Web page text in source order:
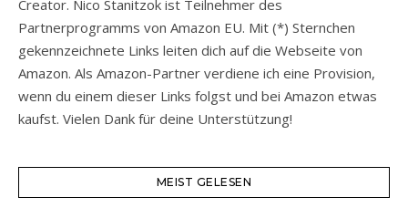
Creator. Nico Stanitzok ist Teilnehmer des
Partnerprogramms von Amazon EU. Mit (*) Sternchen
gekennzeichnete Links leiten dich auf die Webseite von
Amazon. Als Amazon-Partner verdiene ich eine Provision,
wenn du einem dieser Links folgst und bei Amazon etwas
kaufst. Vielen Dank für deine Unterstützung!
MEIST GELESEN